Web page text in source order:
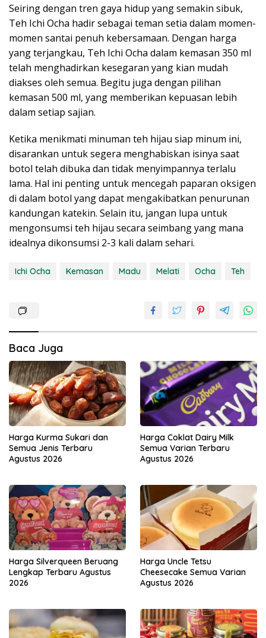
Seiring dengan tren gaya hidup yang semakin sibuk,
Teh Ichi Ocha hadir sebagai teman setia dalam momen-
momen santai penuh kebersamaan. Dengan harga
yang terjangkau, Teh Ichi Ocha dalam kemasan 350 ml
telah menghadirkan kesegaran yang kian mudah
diakses oleh semua. Begitu juga dengan pilihan
kemasan 500 ml, yang memberikan kepuasan lebih
dalam setiap sajian.
Ketika menikmati minuman teh hijau siap minum ini,
disarankan untuk segera menghabiskan isinya saat
botol telah dibuka dan tidak menyimpannya terlalu
lama. Hal ini penting untuk mencegah paparan oksigen
di dalam botol yang dapat mengakibatkan penurunan
kandungan katekin. Selain itu, jangan lupa untuk
mengonsumsi teh hijau secara seimbang yang mana
idealnya dikonsumsi 2-3 kali dalam sehari.
Ichi Ocha Kemasan Madu Melati Ocha Teh
Baca Juga
Harga Kurma Sukari dan
Semua Jenis Terbaru
Agustus 2026
Harga Coklat Dairy Milk
Semua Varian Terbaru
Agustus 2026
Harga Silverqueen Beruang
Lengkap Terbaru Agustus
2026
Harga Uncle Tetsu
Cheesecake Semua Varian
Agustus 2026